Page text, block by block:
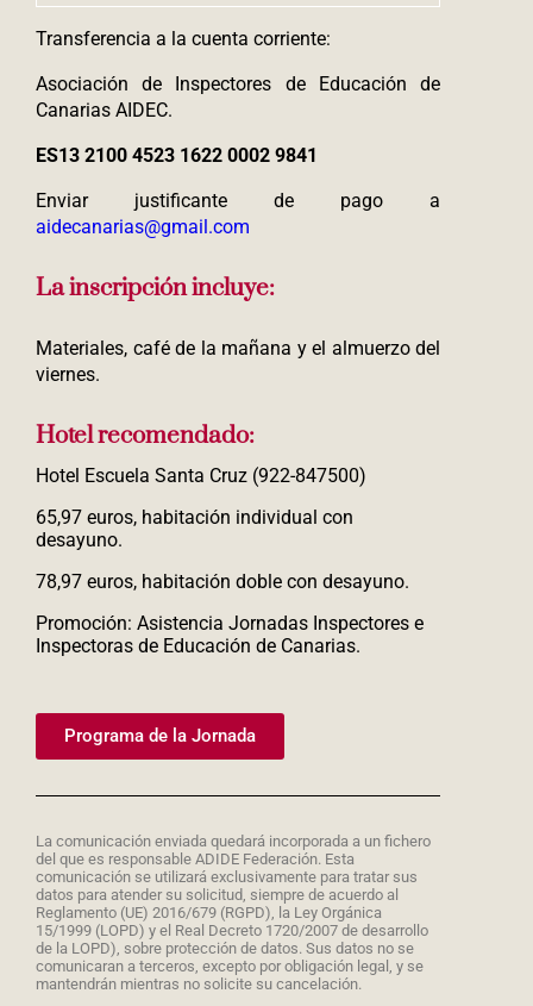
Transferencia a la cuenta corriente:
Asociación de Inspectores de Educación de
Canarias AIDEC.
ES13 2100 4523 1622 0002 9841
Enviar justificante de pago a
aidecanarias@gmail.com
La inscripción incluye:
Materiales, café de la mañana y el almuerzo del
viernes.
Hotel recomendado:
Hotel Escuela Santa Cruz (922-847500)
65,97 euros, habitación individual con
desayuno.
78,97 euros, habitación doble con desayuno.
Promoción: Asistencia Jornadas Inspectores e
Inspectoras de Educación de Canarias.
Programa de la Jornada
La comunicación enviada quedará incorporada a un fichero
del que es responsable ADIDE Federación. Esta
comunicación se utilizará exclusivamente para tratar sus
datos para atender su solicitud, siempre de acuerdo al
Reglamento (UE) 2016/679 (RGPD), la Ley Orgánica
15/1999 (LOPD) y el Real Decreto 1720/2007 de desarrollo
de la LOPD), sobre protección de datos. Sus datos no se
comunicaran a terceros, excepto por obligación legal, y se
mantendrán mientras no solicite su cancelación.